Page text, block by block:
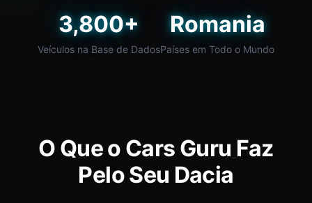
3,800+
Veículos na Base de Dados
Romania
Países em Todo o Mundo
O Que o Cars Guru Faz
Pelo Seu Dacia